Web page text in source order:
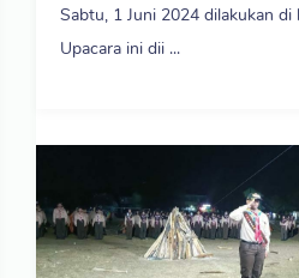
Sabtu, 1 Juni 2024 dilakukan di
Upacara ini dii ...